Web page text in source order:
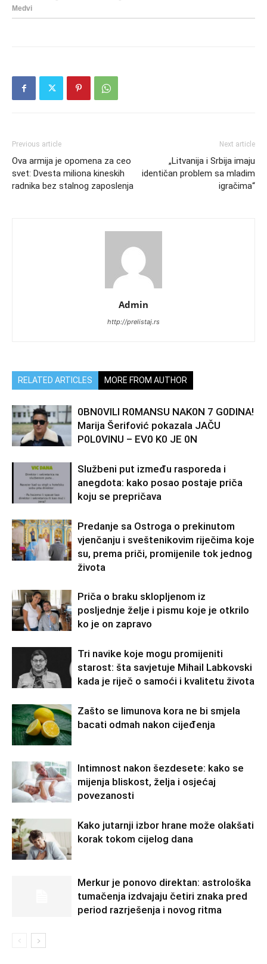
Previous article
Ova armija je opomena za ceo
svet: Dvesta miliona kineskih
radnika bez stalnog zaposlenja
Next article
„Litvanija i Srbija imaju
identičan problem sa mladim
igračima“
Admin
http://prelistaj.rs
RELATED ARTICLES MORE FROM AUTHOR
0BN0VlLl R0MANSU NAK0N 7 G0DlNA!
Marija Šerifović pokazala JAČU
P0L0VINU – EV0 K0 JE 0N
Službeni put između rasporeda i
anegdota: kako posao postaje priča
koju se prepričava
Predanje sa Ostroga o prekinutom
vjenčanju i sveštenikovim riječima koje
su, prema priči, promijenile tok jednog
života
Priča o braku sklopljenom iz
posljednje želje i pismu koje je otkrilo
ko je on zapravo
Tri navike koje mogu promijeniti
starost: šta savjetuje Mihail Labkovski
kada je riječ o samoći i kvalitetu života
Zašto se limunova kora ne bi smjela
bacati odmah nakon cijeđenja
Intimnost nakon šezdesete: kako se
mijenja bliskost, želja i osjećaj
povezanosti
Kako jutarnji izbor hrane može olakšati
korak tokom cijelog dana
Merkur je ponovo direktan: astrološka
tumačenja izdvajaju četiri znaka pred
period razrješenja i novog ritma